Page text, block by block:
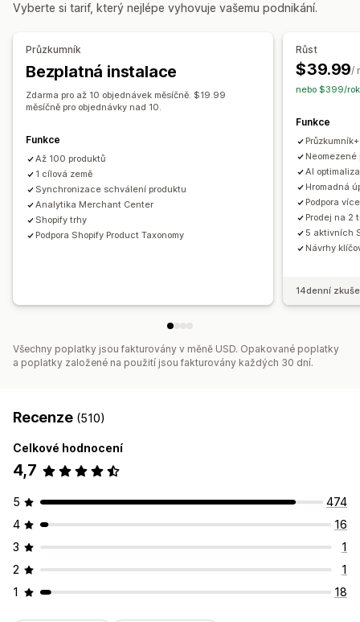
Jednotný panel
Více měn Více jazyků Synchronizace variant Cílení kolekcí
Synchronizace produktů
Aktualizace obchodu
Naplánovaná synchronizace
Ověřování chyb
Podpora skladových zásob
Headless
Optimalizace kanálů
Více formátů
Vyberte si tarif, který nejlépe vyhovuje vašemu podnikání.
Průzkumník
Bezplatná instalace
Zdarma pro až 10 objednávek měsíčně. $19.99
měsíčně pro objednávky nad 10.
Funkce
Až 100 produktů
1 cílová země
Synchronizace schválení produktu
Analytika Merchant Center
Shopify trhy
Podpora Shopify Product Taxonomy
Růst
$39.99/
nebo $399/rok
Funkce
Průzkumník+
Neomezené
AI
Hromadná
Podpora
Prodej na 2
5 aktivních
Návrhy
14denní
Všechny poplatky jsou fakturovány v měně USD. Opakované poplatky
a poplatky založené na použití jsou fakturovány každých 30 dní.
Recenze (510)
Celkové hodnocení
4,7
5
474
4
16
3
1
2
1
1
18